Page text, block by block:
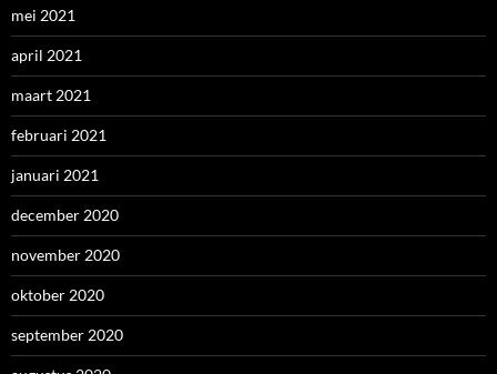
mei 2021
april 2021
maart 2021
februari 2021
januari 2021
december 2020
november 2020
oktober 2020
september 2020